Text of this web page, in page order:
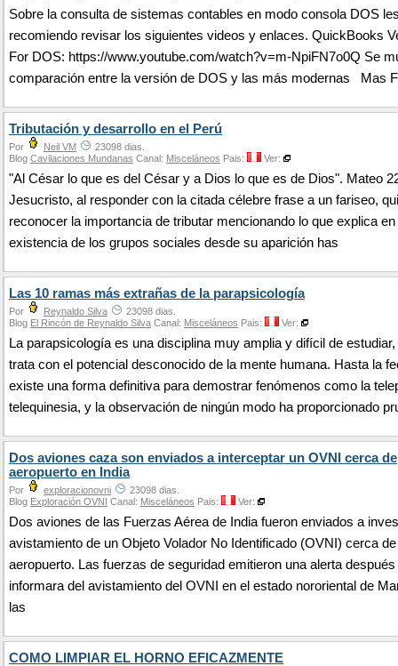
Sobre la consulta de sistemas contables en modo consola DOS
recomiendo revisar los siguientes videos y enlaces. QuickBooks
For DOS: https://www.youtube.com/watch?v=m-NpiFN7o0Q Se
comparación entre la versión de DOS y las más modernas Mas
Tributación y desarrollo en el Perú
Por Neil VM
23098 dias.
Blog Cavilaciones Mundanas Canal: Misceláneos Pais: Ver:
"Al César lo que es del César y a Dios lo que es de Dios". Mateo
Jesucristo, al responder con la citada célebre frase a un fariseo,
reconocer la importancia de tributar mencionando lo que explica en
existencia de los grupos sociales desde su aparición has
Las 10 ramas más extrañas de la parapsicología
Por Reynaldo Silva
23098 dias.
Blog El Rincón de Reynaldo Silva Canal: Misceláneos Pais: Ver:
La parapsicología es una disciplina muy amplia y difícil de
trata con el potencial desconocido de la mente humana. Hasta la
existe una forma definitiva para demostrar fenómenos como la
telequinesia, y la observación de ningún modo ha proporcionado
Dos aviones caza son enviados a interceptar un OVNI cerca de
aeropuerto en India
Por exploracionovni
23098 dias.
Blog Exploración OVNI Canal: Misceláneos Pais: Ver:
Dos aviones de las Fuerzas Aérea de India fueron enviados a
avistamiento de un Objeto Volador No Identificado (OVNI) cerca
aeropuerto. Las fuerzas de seguridad emitieron una alerta
informara del avistamiento del OVNI en el estado nororiental de
las
COMO LIMPIAR EL HORNO EFICAZMENTE